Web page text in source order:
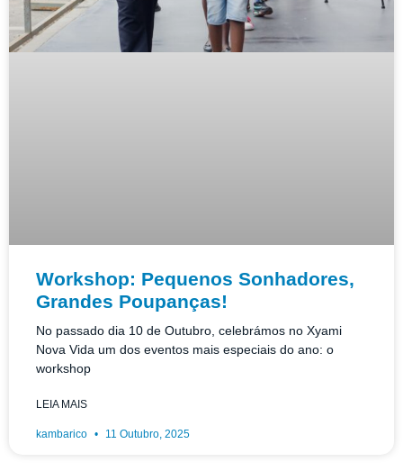
Workshop: Pequenos Sonhadores,
Grandes Poupanças!
No passado dia 10 de Outubro, celebrámos no Xyami
Nova Vida um dos eventos mais especiais do ano: o
workshop
LEIA MAIS
kambarico 11 Outubro, 2025